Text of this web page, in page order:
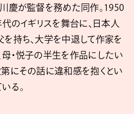
川慶が監督を務めた同作。1950
のイギリスを舞台に、日本人
を持ち、大学を中退して作家を
母・悦子の半生を作品にしたい
第にその話に違和感を抱くとい
る。